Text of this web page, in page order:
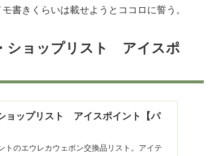
書きくらいは載せようとココロに誓う。
ショップリスト アイスポ
ョップリスト アイスポイント【パ
トのエウレカウェポン交換品リスト。アイテ